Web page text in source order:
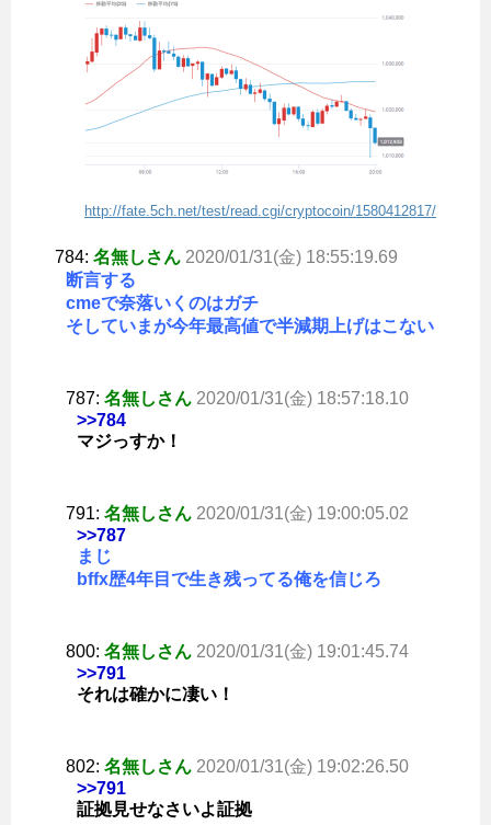
http://fate.5ch.net/test/read.cgi/cryptocoin/1580412817/
784: 名無しさん 2020/01/31(金) 18:55:19.69
断言する
cmeで奈落いくのはガチ
そしていまが今年最高値で半減期上げはこない
787: 名無しさん 2020/01/31(金) 18:57:18.10
>>784
マジっすか！
791: 名無しさん 2020/01/31(金) 19:00:05.02
>>787
まじ
bffx歴4年目で生き残ってる俺を信じろ
800: 名無しさん 2020/01/31(金) 19:01:45.74
>>791
それは確かに凄い！
802: 名無しさん 2020/01/31(金) 19:02:26.50
>>791
証拠見せなさいよ証拠